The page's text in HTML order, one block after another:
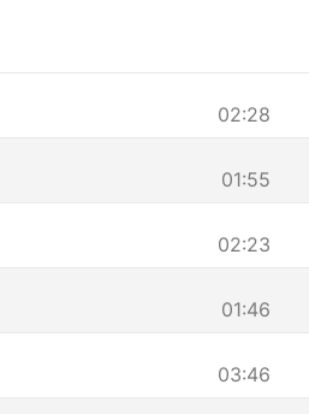
02:28
01:55
02:23
01:46
03:46